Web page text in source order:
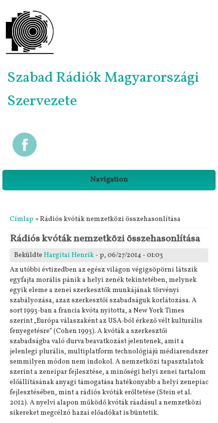
Szabad Rádiók Magyarországi
Szervezete
Navigation
Jelenlegi hely
Címlap » Rádiós kvóták nemzetközi összehasonlítása
Rádiós kvóták nemzetközi összehasonlítása
Beküldte Hargitai Henrik - p, 06/27/2014 - 01:03
Az utóbbi évtizedben az egész világon végigsöpörni látszik
egyfajta morális pánik a helyi zenék tekintetében, melynek
egyik eleme a zenei szerkesztők munkájának törvényi
szabályozása, azaz szerkesztői szabadságuk korlátozása. A
sort 1993-ban a francia kvóta nyitotta, a New York Times
szerint „Európa válaszaként az USA-ból érkező vélt kulturális
fenyegetésre” (Cohen 1993). A kvóták a szerkesztői
szabadságba való durva beavatkozást jelentenek, amit a
jelenlegi plurális, multiplatform technológiájú médiarendszer
semmilyen módon nem indokol. A nemzetközi tapasztalatok
szerint a zeneipar fejlesztése, a minőségi helyi zenei tartalom
előállításának anyagi támogatása hatékonyabb a helyi zenepiac
fejlesztésében, mint a rádiós kvóták erőltetése (Stein et al.
2012). A nyelvi alapon működő kvóták ráadásul a nemzetközi
sikereket megcélzó hazai előadókat is büntetik.